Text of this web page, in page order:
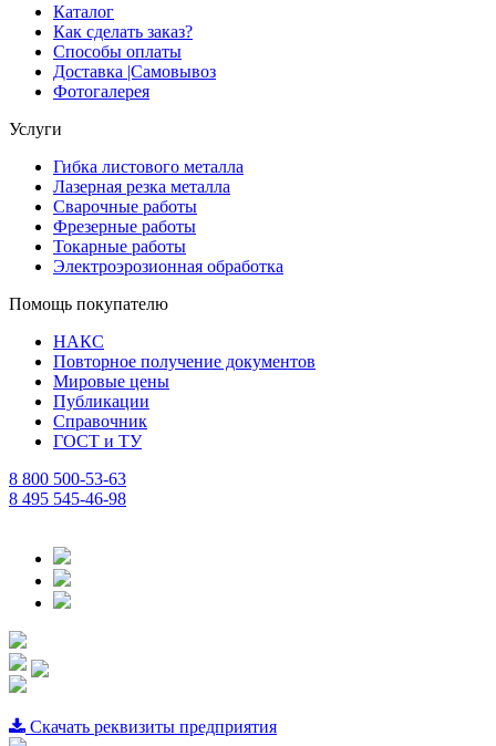
Каталог
Как сделать заказ?
Способы оплаты
Доставка |Cамовывоз
Фотогалерея
Услуги
Гибка листового металла
Лазерная резка металла
Сварочные работы
Фрезерные работы
Токарные работы
Электроэрозионная обработка
Помощь покупателю
НАКС
Повторное получение документов
Мировые цены
Публикации
Справочник
ГОСТ и ТУ
8 800 500-53-63
8 495 545-46-98
Скачать реквизиты предприятия